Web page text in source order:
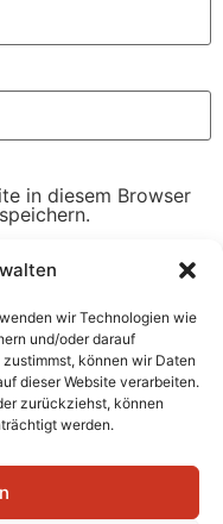
wir Technologien wie
und/oder darauf
können wir Daten
dieser Website verarbeiten.
zurückziehst, können
werden.
in diesem Browser